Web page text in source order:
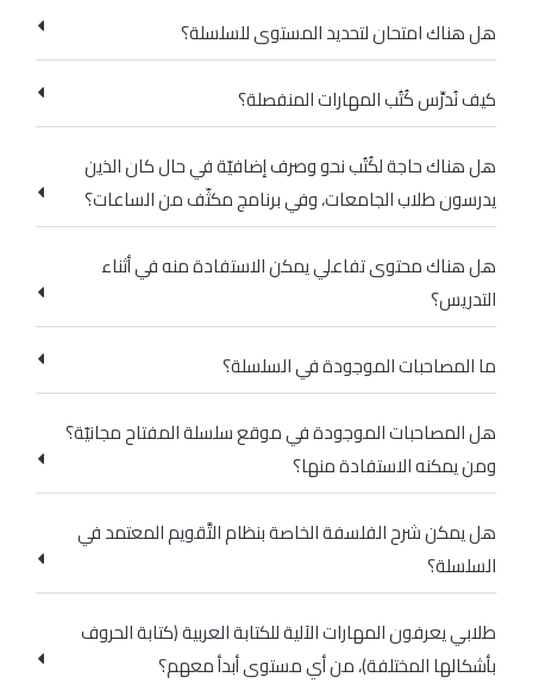
هل هناك امتحان لتحديد المستوى للسلسلة؟
كيف نُدرِّس كُتُب المهارات المنفصلة؟
هل هناك حاجة لكُتُب نحو وصرف إضافيّة في حال كان الذين
يدرسون طلاب الجامعات، وفي برنامج مكثّف من الساعات؟
هل هناك محتوى تفاعلي يمكن الاستفادة منه في أثناء
التدريس؟
ما المصاحبات الموجودة في السلسلة؟
هل المصاحبات الموجودة في موقع سلسلة المفتاح مجانيّة؟
ومن يمكنه الاستفادة منها؟
هل يمكن شرح الفلسفة الخاصة بنظام التَّقويم المعتمد في
السلسلة؟
طلابي يعرفون المهارات الآلية للكتابة العربية (كتابة الحروف
بأشكالها المختلفة)، من أي مستوى أبدأ معهم؟